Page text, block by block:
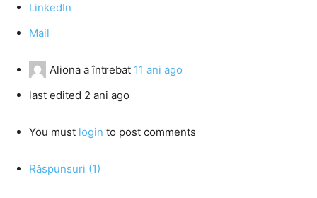
LinkedIn
Mail
Aliona a întrebat 11 ani ago
last edited 2 ani ago
You must login to post comments
Răspunsuri (1)